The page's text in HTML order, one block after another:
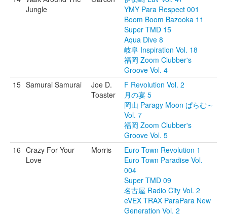
Jungle
YMY Para Respect 001
Boom Boom Bazooka 11
Super TMD 15
Aqua Dive 8
岐阜 Inspiration Vol. 18
福岡 Zoom Clubber's
Groove Vol. 4
15 Samurai Samurai
Joe D.
Toaster
F Revolution Vol. 2
月の宴 5
岡山 Paragy Moon ぱらむ～
Vol. 7
福岡 Zoom Clubber's
Groove Vol. 5
16 Crazy For Your
Love
Morris
Euro Town Revolution 1
Euro Town Paradise Vol.
004
Super TMD 09
名古屋 Radio City Vol. 2
eVEX TRAX ParaPara New
Generation Vol. 2